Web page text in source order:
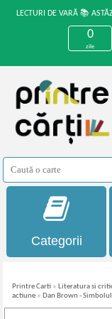
LECTURI DE VARĂ 📚
0
zile
Categorii
Printre Carti » Literatura si
actiune » Dan Brown -